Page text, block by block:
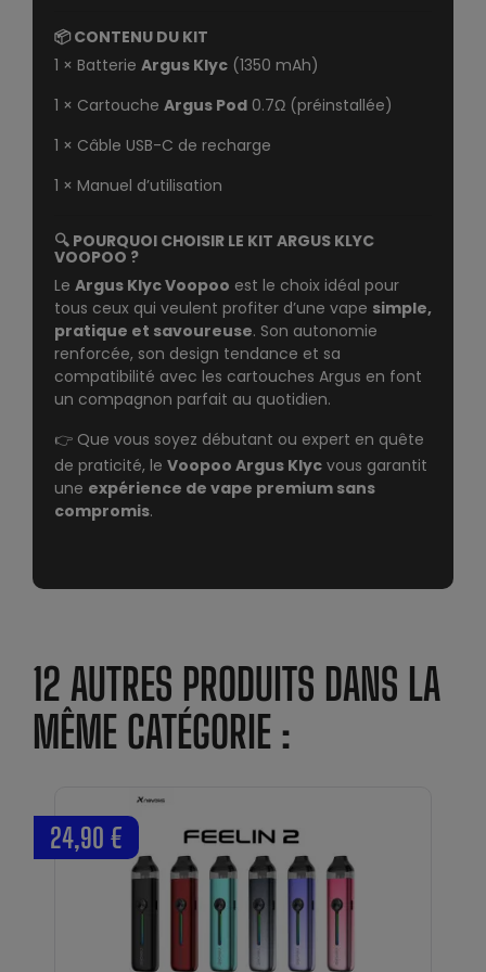
📦 CONTENU DU KIT
1 × Batterie Argus Klyc (1350 mAh)
1 × Cartouche Argus Pod 0.7Ω (préinstallée)
1 × Câble USB-C de recharge
1 × Manuel d’utilisation
🔍 POURQUOI CHOISIR LE KIT ARGUS KLYC
VOOPOO ?
Le Argus Klyc Voopoo est le choix idéal pour
tous ceux qui veulent profiter d’une vape simple,
pratique et savoureuse. Son autonomie
renforcée, son design tendance et sa
compatibilité avec les cartouches Argus en font
un compagnon parfait au quotidien.
👉 Que vous soyez débutant ou expert en quête
de praticité, le Voopoo Argus Klyc vous garantit
une expérience de vape premium sans
compromis.
12 AUTRES PRODUITS DANS LA
MÊME CATÉGORIE :
24,90 €